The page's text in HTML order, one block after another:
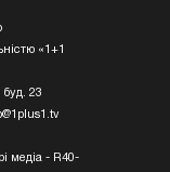
«1+1
буд. 23
медіа - R40-